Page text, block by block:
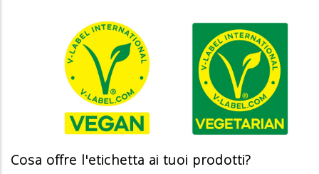
Cosa offre l'etichetta ai tuoi prodotti?